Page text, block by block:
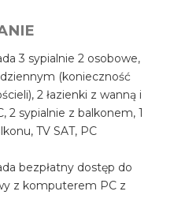
3 sypialnie 2 osobowe,
(konieczność
2 łazienki z wanną i
2 sypialnie z balkonem, 1
TV SAT, PC
bezpłatny dostęp do
z komputerem PC z